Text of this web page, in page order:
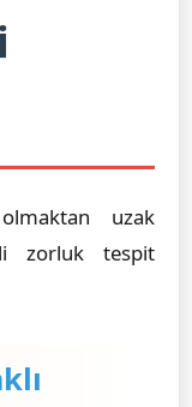
uzak
zorluk tespit